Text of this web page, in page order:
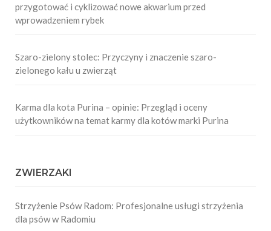
przygotować i cyklizować nowe akwarium przed
wprowadzeniem rybek
Szaro-zielony stolec: Przyczyny i znaczenie szaro-
zielonego kału u zwierząt
Karma dla kota Purina – opinie: Przegląd i oceny
użytkowników na temat karmy dla kotów marki Purina
ZWIERZAKI
Strzyżenie Psów Radom: Profesjonalne usługi strzyżenia
dla psów w Radomiu